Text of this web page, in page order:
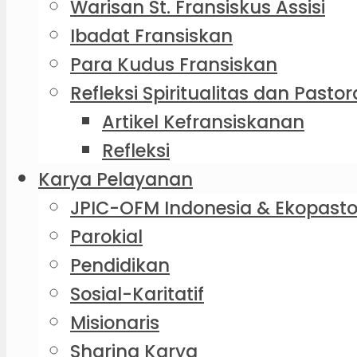
Warisan St. Fransiskus Assisi
Ibadat Fransiskan
Para Kudus Fransiskan
Refleksi Spiritualitas dan
Artikel Kefransiskanan
Refleksi
Karya Pelayanan
JPIC-OFM Indonesia &
Parokial
Pendidikan
Sosial-Karitatif
Misionaris
Sharing Karya